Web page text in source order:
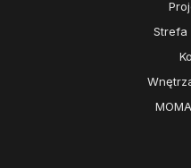
Strefa